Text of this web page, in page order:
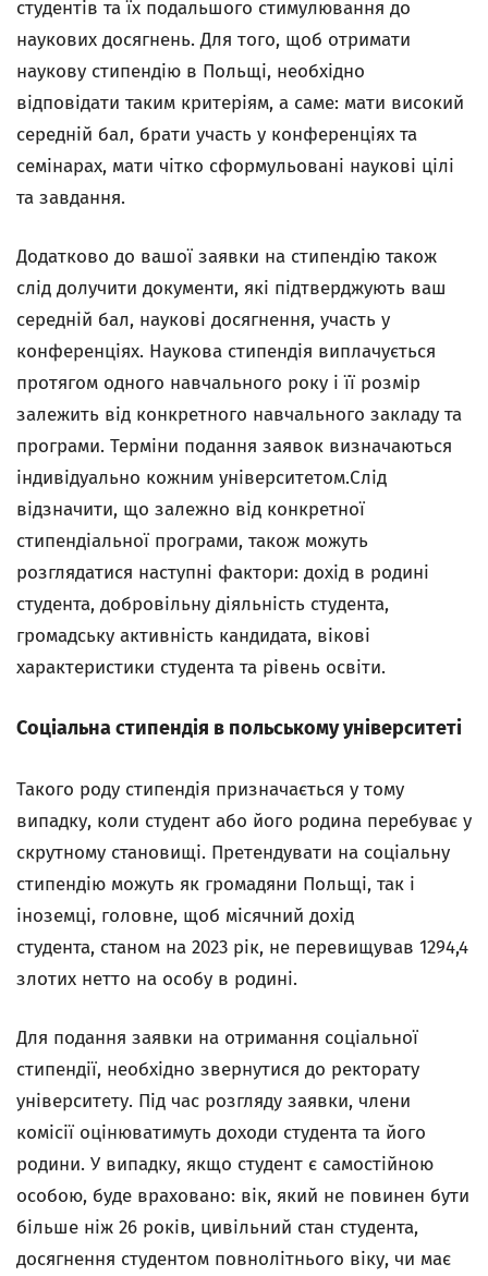
студентів та їх подальшого стимулювання до
наукових досягнень. Для того, щоб отримати
наукову стипендію в Польщі, необхідно
відповідати таким критеріям, а саме: мати високий
середній бал, брати участь у конференціях та
семінарах, мати чітко сформульовані наукові цілі
та завдання.
Додатково до вашої заявки на стипендію також
слід долучити документи, які підтверджують ваш
середній бал, наукові досягнення, участь у
конференціях. Наукова стипендія виплачується
протягом одного навчального року і її розмір
залежить від конкретного навчального закладу та
програми. Терміни подання заявок визначаються
індивідуально кожним університетом.Слід
відзначити, що залежно від конкретної
стипендіальної програми, також можуть
розглядатися наступні фактори: дохід в родині
студента, добровільну діяльність студента,
громадську активність кандидата, вікові
характеристики студента та рівень освіти.
Соціальна стипендія в польському університеті
Такого роду стипендія призначається у тому
випадку, коли студент або його родина перебуває у
скрутному становищі. Претендувати на соціальну
стипендію можуть як громадяни Польщі, так і
іноземці, головне, щоб місячний дохід
студента, станом на 2023 рік, не перевищував 1294,4
злотих нетто на особу в родині.
Для подання заявки на отримання соціальної
стипендії, необхідно звернутися до ректорату
університету. Під час розгляду заявки, члени
комісії оцінюватимуть доходи студента та його
родини. У випадку, якщо студент є самостійною
особою, буде враховано: вік, який не повинен бути
більше ніж 26 років, цивільний стан студента,
досягнення студентом повнолітнього віку, чи має